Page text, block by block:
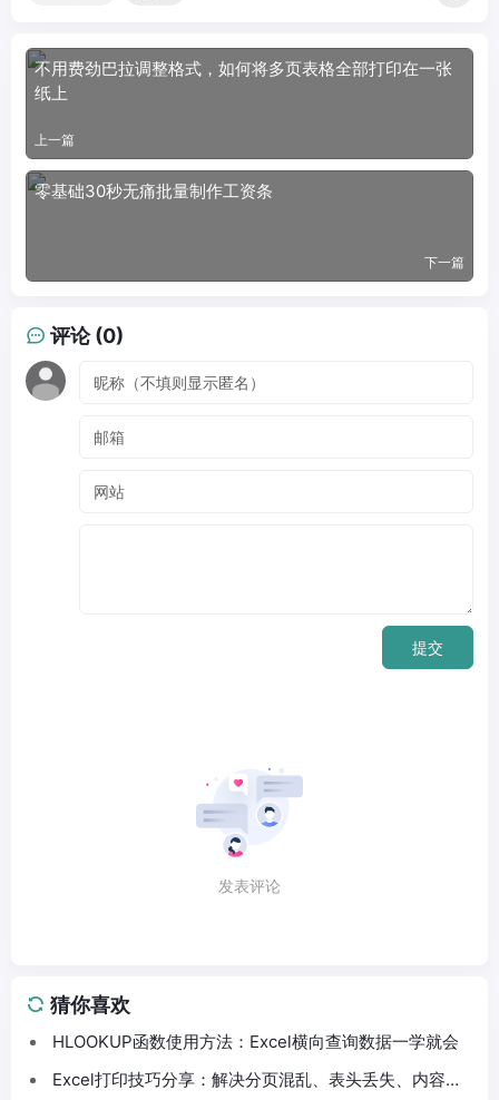
不用费劲巴拉调整格式，如何将多页表格全部打印在一张
纸上
上一篇
零基础30秒无痛批量制作工资条
下一篇
评论 (0)
提交
发表评论
猜你喜欢
HLOOKUP函数使用方法：Excel横向查询数据一学就会
Excel打印技巧分享：解决分页混乱、表头丢失、内容截